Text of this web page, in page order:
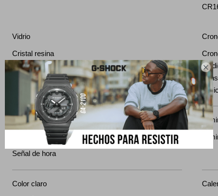

Vidrio
Cristal resina
Alarma / Señalización
Alarma diaria
Señal de hora
Color claro